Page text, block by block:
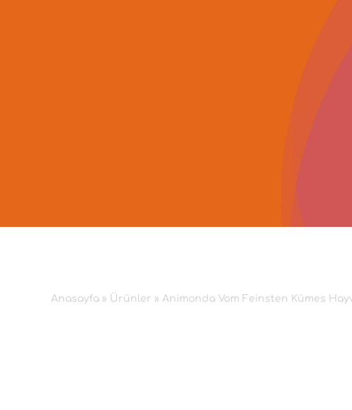
Anasayfa» Ürünler » Animonda Vom Feinsten Kümes